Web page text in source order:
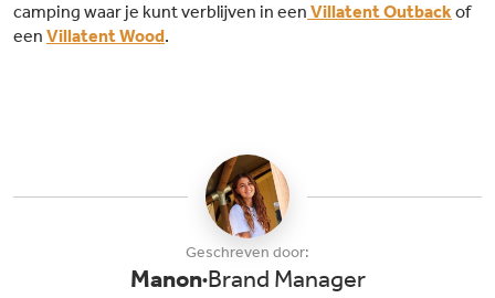
camping waar je kunt verblijven in een Villatent Outbackof
een Villatent Wood.
Geschreven door:
ManonBrand Manager